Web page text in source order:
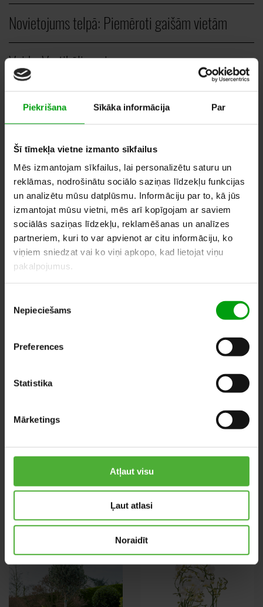
Piekrišana Sīkāka informācija Par
Šī tīmekļa vietne izmanto sīkfailus
Mēs izmantojam sīkfailus, lai personalizētu saturu un
reklāmas, nodrošinātu sociālo saziņas līdzekļu funkcijas
un analizētu mūsu datplūsmu. Informāciju par to, kā jūs
izmantojat mūsu vietni, mēs arī kopīgojam ar saviem
sociālās saziņas līdzekļu, reklamēšanas un analīzes
partneriem, kuri to var apvienot ar citu informāciju, ko
viņiem sniedzat vai ko viņi apkopo, kad lietojat viņu
pakalpojumus.
izvēle
Nepieciešams
Preferences
Statistika
Mārketings
Atļaut visu
Ļaut atlasi
Noraidīt
Novietojums telpā: Piemēroti gaišām vietām
Veids:Vertikāli augi
GAB.
80,00–120,00EUR
PIEVIENOT VĒLMJU GROZAM
LĪDZĪGI PRODUKTI
Tilandsija
Kalateja